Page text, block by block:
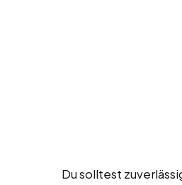
Du solltest